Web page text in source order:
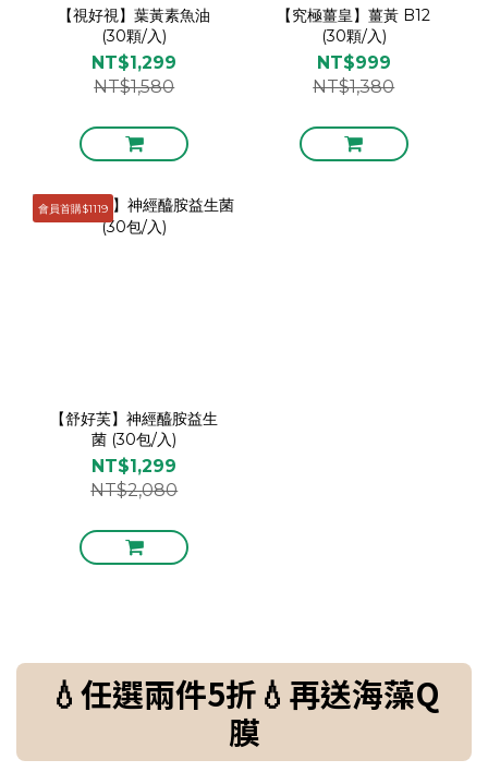
【視好視】葉黃素魚油
(30顆/入)
NT$1,299
NT$1,580
【究極薑皇】薑黃 B12
(30顆/入)
NT$999
NT$1,380
會員首購$1119
【舒好芙】神經醯胺益生
菌 (30包/入)
NT$1,299
NT$2,080
💧任選兩件5折💧再送海藻Q
膜